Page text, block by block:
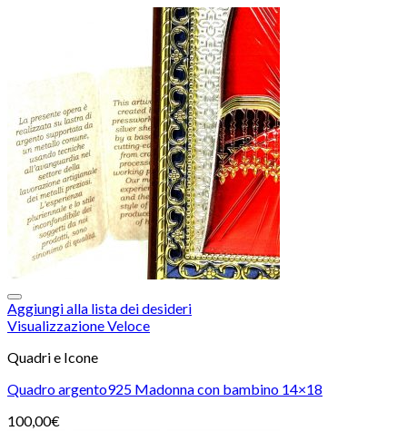
Aggiungi alla lista dei desideri
Visualizzazione Veloce
Quadri e Icone
Quadro argento925 Madonna con bambino 14×18
100,00€